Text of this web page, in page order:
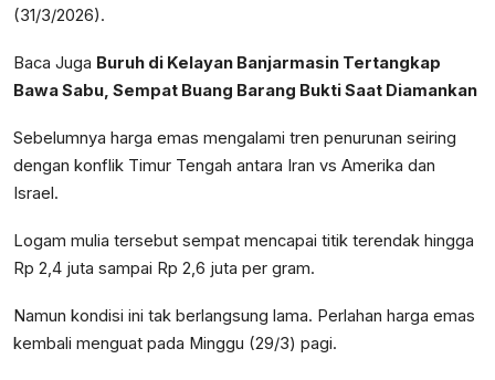
(31/3/2026).
Baca Juga Buruh di Kelayan Banjarmasin Tertangkap
Bawa Sabu, Sempat Buang Barang Bukti Saat Diamankan
Sebelumnya harga emas mengalami tren penurunan seiring
dengan konflik Timur Tengah antara Iran vs Amerika dan
Israel.
Logam mulia tersebut sempat mencapai titik terendak hingga
Rp 2,4 juta sampai Rp 2,6 juta per gram.
Namun kondisi ini tak berlangsung lama. Perlahan harga emas
kembali menguat pada Minggu (29/3) pagi.